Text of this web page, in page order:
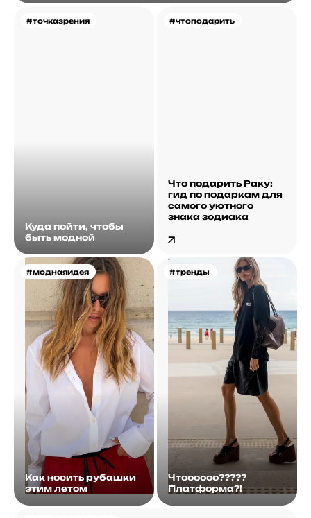
#точказрения
Куда пойти, чтобы
быть модной
#чтоподарить
Что подарить Раку:
гид по подаркам для
самого уютного
знака зодиака
#моднаяидея
Как носить рубашки
этим летом
#тренды
Чтоооооо?????
Платформа?!